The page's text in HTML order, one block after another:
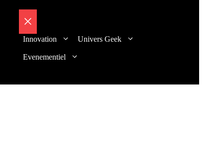
Fermer
Innovation Univers Geek
Evenementiel